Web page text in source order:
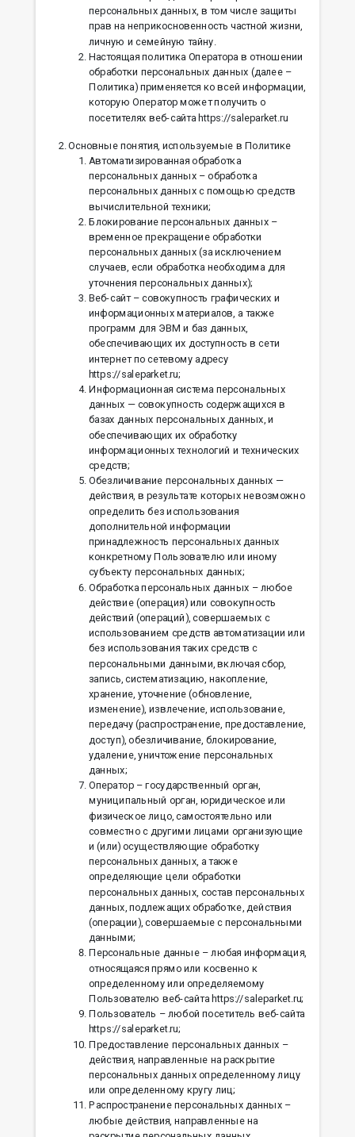
персональных данных, в том числе защиты
прав на неприкосновенность частной жизни,
личную и семейную тайну.
Настоящая политика Оператора в отношении
обработки персональных данных (далее –
Политика) применяется ко всей информации,
которую Оператор может получить о
посетителях веб-сайта https://saleparket.ru
Основные понятия, используемые в Политике
Автоматизированная обработка
персональных данных – обработка
персональных данных с помощью средств
вычислительной техники;
Блокирование персональных данных –
временное прекращение обработки
персональных данных (за исключением
случаев, если обработка необходима для
уточнения персональных данных);
Веб-сайт – совокупность графических и
информационных материалов, а также
программ для ЭВМ и баз данных,
обеспечивающих их доступность в сети
интернет по сетевому адресу
https://saleparket.ru;
Информационная система персональных
данных — совокупность содержащихся в
базах данных персональных данных, и
обеспечивающих их обработку
информационных технологий и технических
средств;
Обезличивание персональных данных —
действия, в результате которых невозможно
определить без использования
дополнительной информации
принадлежность персональных данных
конкретному Пользователю или иному
субъекту персональных данных;
Обработка персональных данных – любое
действие (операция) или совокупность
действий (операций), совершаемых с
использованием средств автоматизации или
без использования таких средств с
персональными данными, включая сбор,
запись, систематизацию, накопление,
хранение, уточнение (обновление,
изменение), извлечение, использование,
передачу (распространение, предоставление,
доступ), обезличивание, блокирование,
удаление, уничтожение персональных
данных;
Оператор – государственный орган,
муниципальный орган, юридическое или
физическое лицо, самостоятельно или
совместно с другими лицами организующие
и (или) осуществляющие обработку
персональных данных, а также
определяющие цели обработки
персональных данных, состав персональных
данных, подлежащих обработке, действия
(операции), совершаемые с персональными
данными;
Персональные данные – любая информация,
относящаяся прямо или косвенно к
определенному или определяемому
Пользователю веб-сайта https://saleparket.ru;
Пользователь – любой посетитель веб-сайта
https://saleparket.ru;
Предоставление персональных данных –
действия, направленные на раскрытие
персональных данных определенному лицу
или определенному кругу лиц;
Распространение персональных данных –
любые действия, направленные на